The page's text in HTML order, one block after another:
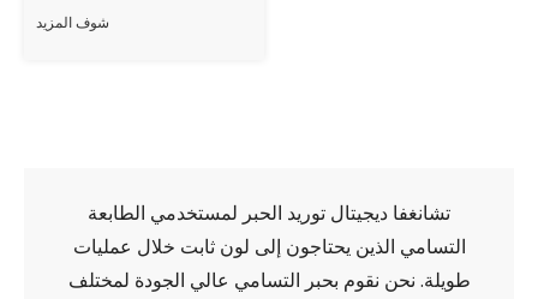
شوف المزيد
تشانغفا ديجيتال توريد الحبر لمستخدمي الطابعة
التسامي الذين يحتاجون إلى لون ثابت خلال عمليات
طويلة. نحن نقوم بحبر التسامي عالي الجودة لمختلف